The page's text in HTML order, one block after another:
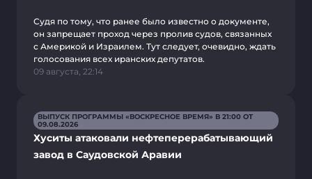
Судя по тому, что ранее было известно о документе,
он запрещает проход через пролив судов, связанных
с Америкой и Израилем. Тут следует, очевидно, ждать
голосования всех иранских депутатов.
09 августа, 22:14
ВЫПУСК ПРОГРАММЫ «ВОСКРЕСНОЕ ВРЕМЯ» В 21:00 ОТ
09.08.2026
Хуситы атаковали нефтеперерабатывающий
завод в Саудовской Аравии